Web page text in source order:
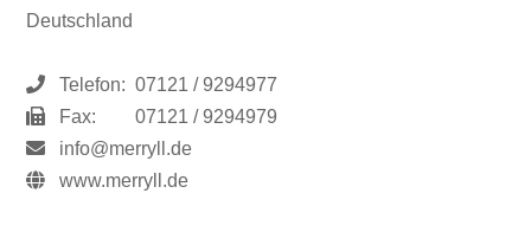
Deutschland
Telefon: 07121 / 9294977
Fax:
07121 / 9294979
info@merryll.de
www.merryll.de